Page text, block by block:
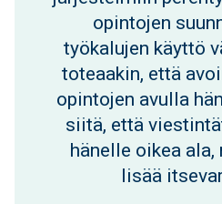
opintojen
työkalujen käyttö
toteaakin, että
opintojen avulla
siitä, että
hänelle oikea
lisää